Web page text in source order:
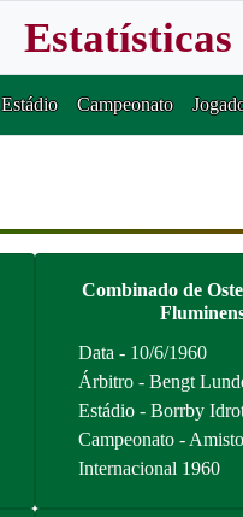
Estatísticas
Estádio Campeonato
Combinado de
Data - 10/6/1960
Árbitro - Bengt
Estádio - Borrby
Campeonato -
Internacional 1960